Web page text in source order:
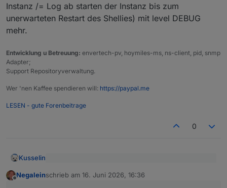
Instanz /= Log ab starten der Instanz bis zum
unerwarteten Restart des Shellies) mit level DEBUG
mehr.
Entwicklung u Betreuung: envertech-pv, hoymiles-ms, ns-client, pid, snmp
Adapter;
Support Repositoryverwaltung.
Wer 'nen Kaffee spendieren will: https://paypal.me
LESEN - gute Forenbeitrage
0
Kusselin
Negaleinschrieb am 16. Juni 2026, 16:36
zuletzt editiert von